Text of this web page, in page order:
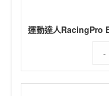
運動達人RacingPro
-